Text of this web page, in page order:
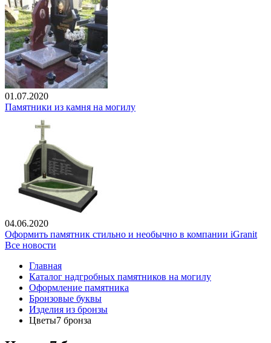
01.07.2020
Памятники из камня на могилу
04.06.2020
Оформить памятник стильно и необычно в компании iGranit
Все новости
Главная
Каталог надгробных памятников на могилу
Оформление памятника
Бронзовые буквы
Изделия из бронзы
Цветы7 бронза